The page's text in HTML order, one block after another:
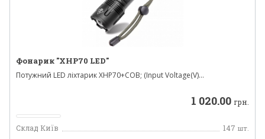
Фонарик "XHP70 LED"
Потужний LED ліхтарик XHP70+COB; (Input Voltage(V)...
1 020.00 грн.
Склад Київ 147 шт.